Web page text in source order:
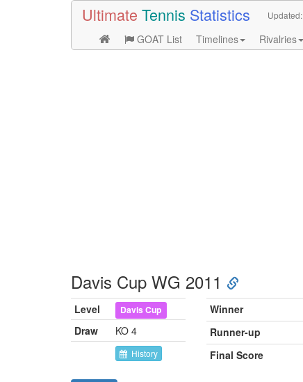
Ultimate Tennis Statistics Updated:
GOAT List
Timelines Rivalries
Davis Cup WG 2011
Level Davis Cup
Draw KO 4
History
Winner
Runner-up
Final Score